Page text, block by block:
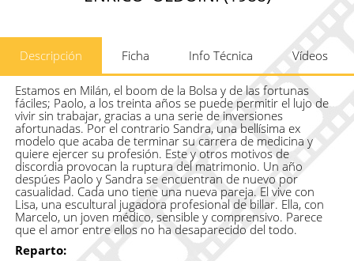
Descripción Ficha Info Técnica Vídeos
Estamos en Milán, el boom de la Bolsa y de las fortunas
fáciles; Paolo, a los treinta años se puede permitir el lujo de
vivir sin trabajar, gracias a una serie de inversiones
afortunadas. Por el contrario Sandra, una bellísima ex
modelo que acaba de terminar su carrera de medicina y
quiere ejercer su profesión. Este y otros motivos de
discordia provocan la ruptura del matrimonio. Un año
despúes Paolo y Sandra se encuentran de nuevo por
casualidad. Cada uno tiene una nueva pareja. El vive con
Lisa, una escultural jugadora profesional de billar. Ella, con
Marcelo, un joven médico, sensible y comprensivo. Parece
que el amor entre ellos no ha desaparecido del todo.
Reparto: